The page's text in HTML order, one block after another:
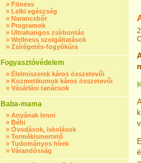
» Fitness
» Lelki egészség
» Narancsbőr
» Programok
» Ultrahangos zsírbontás
» Wellness szolgáltatások
» Zsírégetés-fogyókúra
Fogyasztóvédelem
» Élelmiszerek káros összetevői
» Kozmetikumok káros összetevői
» Vásárlási tanácsok
Baba-mama
» Anyának lenni
» Bébi
» Óvodások, iskolások
» Termékismertető
» Tudományos hírek
» Várandósság